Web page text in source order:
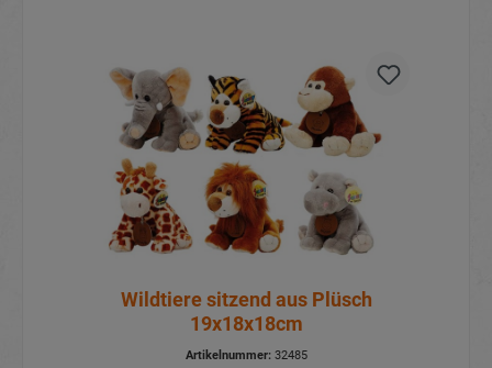
Wildtiere sitzend aus Plüsch
19x18x18cm
Artikelnummer:32485